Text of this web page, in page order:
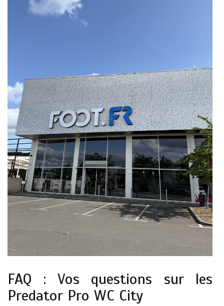
FAQ : Vos questions sur les
Predator Pro WC City